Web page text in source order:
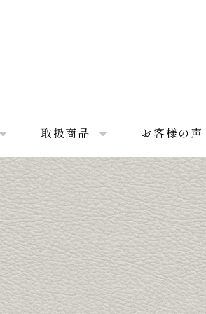
取扱商品 お客様の声